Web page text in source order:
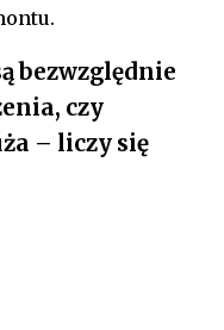
bezwzględnie
czy
– liczy się